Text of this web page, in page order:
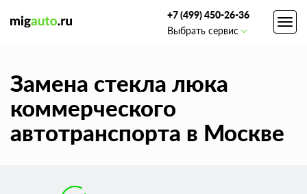
+7 (499) 450-26-36
Выбрать сервис
Замена стекла люка
коммерческого
автотранспорта в Москве